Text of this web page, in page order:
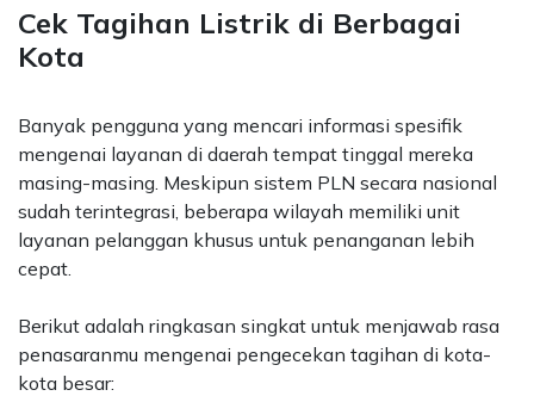
Cek Tagihan Listrik di Berbagai
Kota
Banyak pengguna yang mencari informasi spesifik
mengenai layanan di daerah tempat tinggal mereka
masing-masing. Meskipun sistem PLN secara nasional
sudah terintegrasi, beberapa wilayah memiliki unit
layanan pelanggan khusus untuk penanganan lebih
cepat.
Berikut adalah ringkasan singkat untuk menjawab rasa
penasaranmu mengenai pengecekan tagihan di kota-
kota besar: